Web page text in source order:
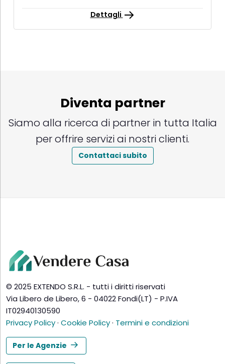
Dettagli
Diventa partner
Siamo alla ricerca di partner in tutta Italia
per offrire servizi ai nostri clienti.
Contattaci subito
© 2025 EXTENDO S.R.L. - tutti i diritti riservati
Via Libero de Libero, 6 - 04022 Fondi(LT) - P.IVA
IT02940130590
Privacy Policy· Cookie Policy· Termini e condizioni
Per le Agenzie